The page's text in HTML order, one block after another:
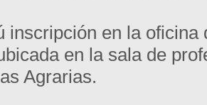
inscripción en la oficina
en la sala de
Agrarias.